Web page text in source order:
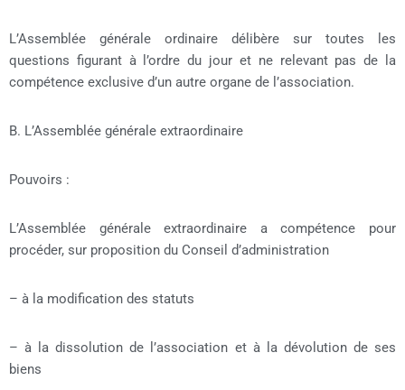
L’Assemblée générale ordinaire délibère sur toutes les
questions figurant à l’ordre du jour et ne relevant pas de la
compétence exclusive d’un autre organe de l’association.
B. L’Assemblée générale extraordinaire
Pouvoirs :
L’Assemblée générale extraordinaire a compétence pour
procéder, sur proposition du Conseil d’administration
– à la modification des statuts
– à la dissolution de l’association et à la dévolution de ses
biens